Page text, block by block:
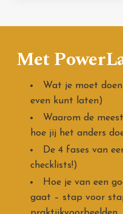
Met
Wat je moet
even kunt laten)
Waarom de
hoe jij het anders
De 4 fases van
checklists!)
Hoe je van een
gaat – stap voor